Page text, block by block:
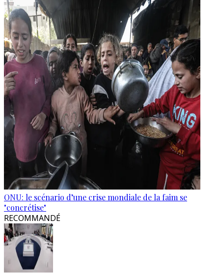
ONU: le scénario d’une crise mondiale de la faim se
"concrétise"
RECOMMANDÉ